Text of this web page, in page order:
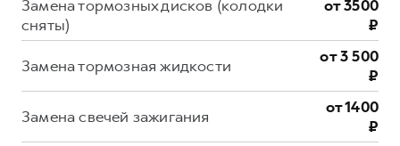
Замена тормозных дисков (колодки
сняты)
от 3500
₽
Замена тормозная жидкости
от 3 500
₽
Замена свечей зажигания
от 1400
₽